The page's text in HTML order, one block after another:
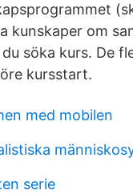
kunskaper om
söka kurs. De
kursstart.
med mobilen
serie